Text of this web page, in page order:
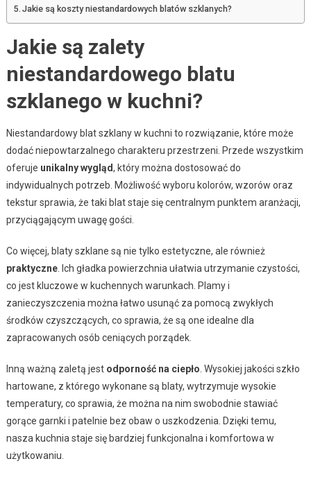
Jakie są koszty niestandardowych blatów szklanych?
Jakie są zalety
niestandardowego blatu
szklanego w kuchni?
Niestandardowy blat szklany w kuchni to rozwiązanie, które może
dodać niepowtarzalnego charakteru przestrzeni. Przede wszystkim
oferuje unikalny wygląd, który można dostosować do
indywidualnych potrzeb. Możliwość wyboru kolorów, wzorów oraz
tekstur sprawia, że taki blat staje się centralnym punktem aranżacji,
przyciągającym uwagę gości.
Co więcej, blaty szklane są nie tylko estetyczne, ale również
praktyczne. Ich gładka powierzchnia ułatwia utrzymanie czystości,
co jest kluczowe w kuchennych warunkach. Plamy i
zanieczyszczenia można łatwo usunąć za pomocą zwykłych
środków czyszczących, co sprawia, że są one idealne dla
zapracowanych osób ceniących porządek.
Inną ważną zaletą jest odporność na ciepło . Wysokiej jakości szkło
hartowane, z którego wykonane są blaty, wytrzymuje wysokie
temperatury, co sprawia, że można na nim swobodnie stawiać
gorące garnki i patelnie bez obaw o uszkodzenia. Dzięki temu,
nasza kuchnia staje się bardziej funkcjonalna i komfortowa w
użytkowaniu.